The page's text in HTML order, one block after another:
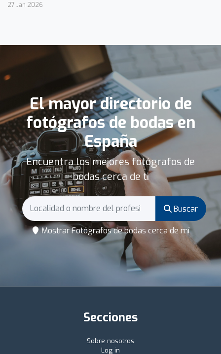
27 Jan 2026
El mayor directorio de
fotógrafos de bodas en
España
Encuentra los mejores fotógrafos de
bodas cerca de ti
Buscar
Mostrar Fotógrafos de bodas cerca de mí
Secciones
Sobre nosotros
Log in